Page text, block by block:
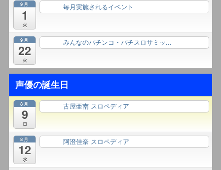
9月
1
火
毎月実施されるイベント
9月
22
火
みんなのパチンコ・パチスロサミッ...
声優の誕生日
8月
9
日
古屋亜南 スロペディア
8月
12
水
阿澄佳奈 スロペディア